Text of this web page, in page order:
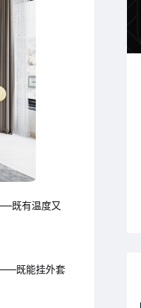
既有温度又
——既能挂外套